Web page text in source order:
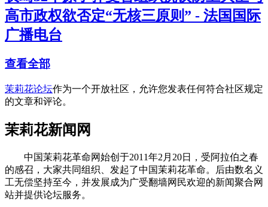
高市政权欲否定“无核三原则” - 法国国际
广播电台
查看全部
茉莉花论坛作为一个开放社区，允许您发表任何符合社区规定
的文章和评论。
茉莉花新闻网
中国茉莉花革命网始创于2011年2月20日，受阿拉伯之春
的感召，大家共同组织、发起了中国茉莉花革命。后由数名义
工无偿坚持至今，并发展成为广受翻墙网民欢迎的新闻聚合网
站并提供论坛服务。